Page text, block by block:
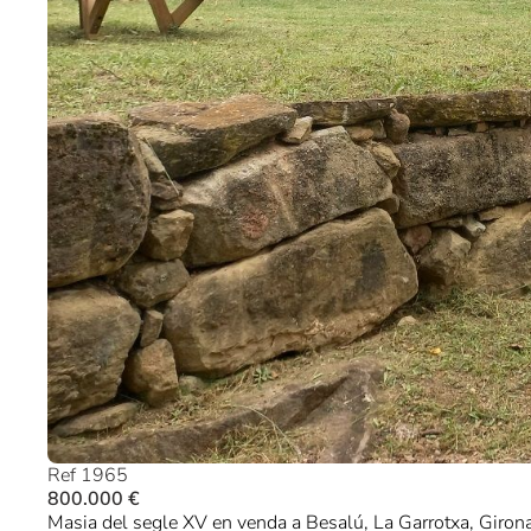
Ref 1965
800.000 €
Masia del segle XV en venda a Besalú, La Garrotxa,